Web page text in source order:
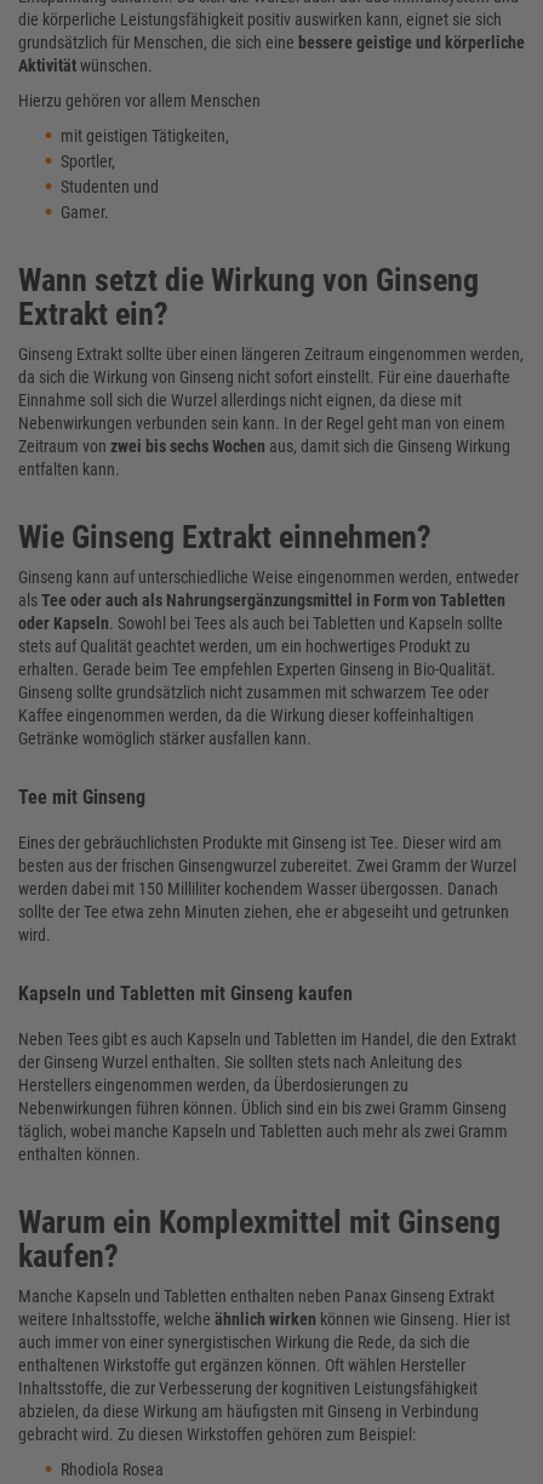
die körperliche Leistungsfähigkeit positiv auswirken kann, eignet sie sich
grundsätzlich für Menschen, die sich eine bessere geistige und körperliche
Aktivitätwünschen.
Hierzu gehören vor allem Menschen
mit geistigen Tätigkeiten,
Sportler,
Studenten und
Gamer.
Wann setzt die Wirkung von Ginseng
Extrakt ein?
Ginseng Extrakt sollte über einen längeren Zeitraum eingenommen werden,
da sich die Wirkung von Ginseng nicht sofort einstellt. Für eine dauerhafte
Einnahme soll sich die Wurzel allerdings nicht eignen, da diese mit
Nebenwirkungen verbunden sein kann. In der Regel geht man von einem
Zeitraum von zwei bis sechs Wochen aus, damit sich die Ginseng Wirkung
entfalten kann.
Wie Ginseng Extrakt einnehmen?
Ginseng kann auf unterschiedliche Weise eingenommen werden, entweder
alsTee oder auch als Nahrungsergänzungsmittel in Form von Tabletten
oder Kapseln. Sowohl bei Tees als auch bei Tabletten und Kapseln sollte
stets auf Qualität geachtet werden, um ein hochwertiges Produkt zu
erhalten. Gerade beim Tee empfehlen Experten Ginseng in Bio-Qualität.
Ginseng sollte grundsätzlich nicht zusammen mit schwarzem Tee oder
Kaffee eingenommen werden, da die Wirkung dieser koffeinhaltigen
Getränke womöglich stärker ausfallen kann.
Tee mit Ginseng
Eines der gebräuchlichsten Produkte mit Ginseng ist Tee. Dieser wird am
besten aus der frischen Ginsengwurzel zubereitet. Zwei Gramm der Wurzel
werden dabei mit 150 Milliliter kochendem Wasser übergossen. Danach
sollte der Tee etwa zehn Minuten ziehen, ehe er abgeseiht und getrunken
wird.
Kapseln und Tabletten mit Ginseng kaufen
Neben Tees gibt es auch Kapseln und Tabletten im Handel, die den Extrakt
der Ginseng Wurzel enthalten. Sie sollten stets nach Anleitung des
Herstellers eingenommen werden, da Überdosierungen zu
Nebenwirkungen führen können. Üblich sind ein bis zwei Gramm Ginseng
täglich, wobei manche Kapseln und Tabletten auch mehr als zwei Gramm
enthalten können.
Warum ein Komplexmittel mit Ginseng
kaufen?
Manche Kapseln und Tabletten enthalten neben Panax Ginseng Extrakt
weitere Inhaltsstoffe, welche ähnlich wirken können wie Ginseng. Hier ist
auch immer von einer synergistischen Wirkung die Rede, da sich die
enthaltenen Wirkstoffe gut ergänzen können. Oft wählen Hersteller
Inhaltsstoffe, die zur Verbesserung der kognitiven Leistungsfähigkeit
abzielen, da diese Wirkung am häufigsten mit Ginseng in Verbindung
gebracht wird. Zu diesen Wirkstoffen gehören zum Beispiel:
Rhodiola Rosea